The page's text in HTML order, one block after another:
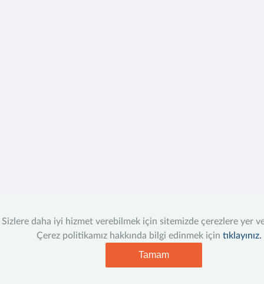
Sizlere daha iyi hizmet verebilmek için sitemizde çerezlere yer
Çerez politikamız hakkında bilgi edinmek için tıklayınız.
Tamam